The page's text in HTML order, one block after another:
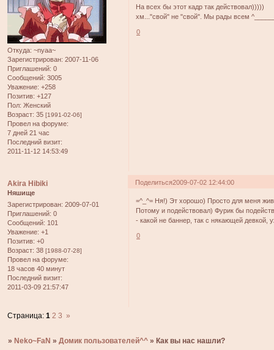
Откуда: ~nyaa~
Зарегистрирован: 2007-11-06
Приглашений: 0
Сообщений: 3005
Уважение: +258
Позитив: +127
Пол: Женский
Возраст: 35 [1991-02-06]
Провел на форуме:
7 дней 21 час
Последний визит:
2011-11-12 14:53:49
На всех бы этот кадр так действовал)))))
хм..."свой" не "свой". Мы рады всем
0
Поделиться2009-07-02 12:44:00
Akira Hibiki
Няшище
Зарегистрирован: 2009-07-01
Приглашений: 0
Сообщений: 101
Уважение: +1
Позитив: +0
Возраст: 38 [1988-07-28]
Провел на форуме:
18 часов 40 минут
Последний визит:
2011-03-09 21:57:47
=^_^= Ня!) Эт хорошо) Просто для меня
Потому и подействовал) Фурик бы
- какой не баннер, так с някающей девкой,
0
Страница:1 2 3 »
» Neko~FaN »Домик пользователей^^ » Как вы нас нашли?